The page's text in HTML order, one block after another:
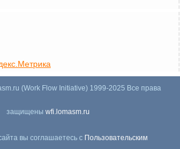
(Work Flow Initiative) 1999-2025 Все права
защищены wfi.lomasm.ru
вы соглашаетесь с Пользовательским